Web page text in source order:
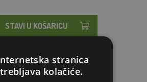
STAVI U KOŠARICU
stranica
kolačiće.